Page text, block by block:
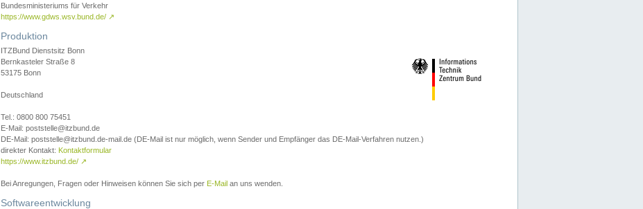
Bundesministeriums für Verkehr
https://www.gdws.wsv.bund.de/ ↗
Produktion
ITZBund Dienstsitz Bonn
Bernkasteler Straße 8
53175 Bonn
Deutschland
Tel.: 0800 800 75451
E-Mail: poststelle@itzbund.de
DE-Mail: poststelle@itzbund.de-mail.de (DE-Mail ist nur möglich, wenn Sender und Empfänger das DE-Mail-Verfahren nutzen.)
direkter Kontakt: Kontaktformular
https://www.itzbund.de/ ↗
Bei Anregungen, Fragen oder Hinweisen können Sie sich per E-Mail an uns wenden.
Softwareentwicklung